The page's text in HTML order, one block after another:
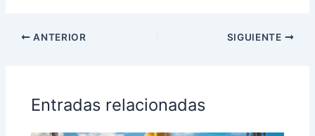
ANTERIOR SIGUIENTE
Entradas relacionadas